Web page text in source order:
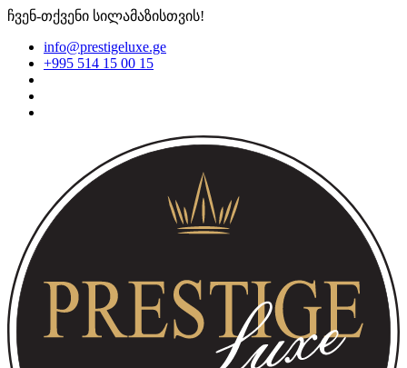
ჩვენ-თქვენი სილამაზისთვის!
info@prestigeluxe.ge
+995 514 15 00 15